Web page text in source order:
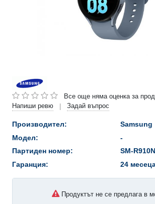
Все още няма оценка за
Напиши ревю
| Задай въпрос
Производител:
Samsung
Модел:
-
Партиден номер:
SM-
Гаранция:
24
Продуктът не се предлага в